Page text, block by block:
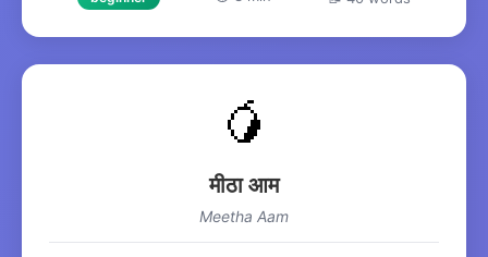
🥭
मीठा आम
Meetha Aam